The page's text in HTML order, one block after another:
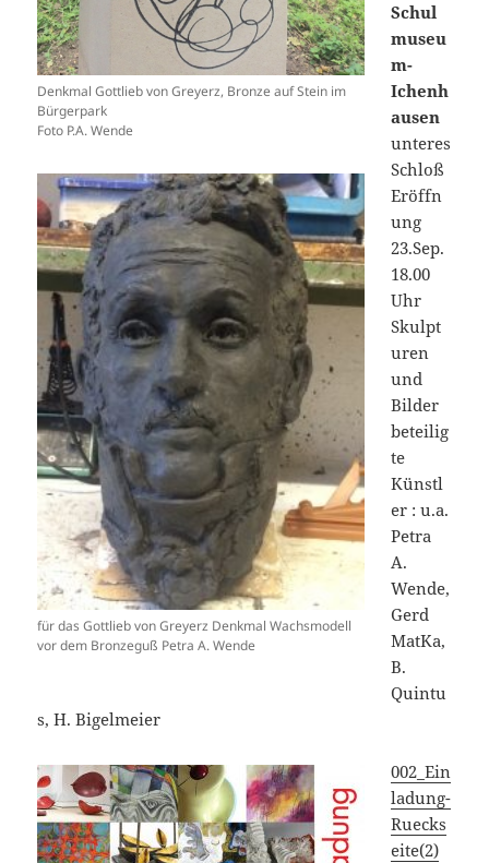
Denkmal Gottlieb von Greyerz, Bronze auf Stein im
Bürgerpark
Foto P.A. Wende
für das Gottlieb von Greyerz Denkmal Wachsmodell
vor dem Bronzeguß Petra A. Wende
Schul
museu
m-
Ichenh
ausen
unteres
Schloß
Eröffn
ung
23.Sep.
18.00
Uhr
Skulpt
uren
und
Bilder
beteilig
te
Künstl
er : u.a.
Petra
A.
Wende,
Gerd
MatKa,
B.
Quintu
s, H. Bigelmeier
002_Ein
ladung-
Ruecks
eite(2)